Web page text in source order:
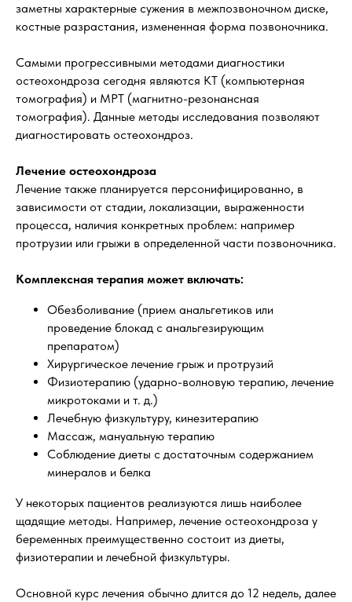
заметны характерные сужения в межпозвоночном диске,
костные разрастания, измененная форма позвоночника.
Самыми прогрессивными методами диагностики
остеохондроза сегодня являются КТ (компьютерная
томография) и МРТ (магнитно-резонансная
томография). Данные методы исследования позволяют
диагностировать остеохондроз.
Лечение остеохондроза
Лечение также планируется персонифицированно, в
зависимости от стадии, локализации, выраженности
процесса, наличия конкретных проблем: например
протрузии или грыжи в определенной части позвоночника.
Комплексная терапия может включать:
Обезболивание (прием анальгетиков или
проведение блокад с анальгезирующим
препаратом)
Хирургическое лечение грыж и протрузий
Физиотерапию (ударно-волновую терапию, лечение
микротоками и т. д.)
Лечебную физкультуру, кинезитерапию
Массаж, мануальную терапию
Соблюдение диеты с достаточным содержанием
минералов и белка
У некоторых пациентов реализуются лишь наиболее
щадящие методы. Например, лечение остеохондроза у
беременных преимущественно состоит из диеты,
физиотерапии и лечебной физкультуры.
Основной курс лечения обычно длится до 12 недель, далее